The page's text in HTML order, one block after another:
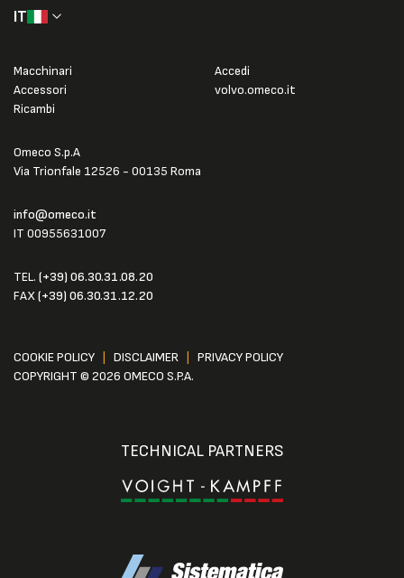
IT
Omeco S.p.A
Via Trionfale 12526 - 00135 Roma
info@omeco.it
IT 00955631007
TEL. (+39) 06.30.31.08.20
FAX(+39) 06.30.31.12.20
Macchinari
Accessori
Ricambi
Accedi
volvo.omeco.it
COOKIE POLICY DISCLAIMER
PRIVACY POLICY
COPYRIGHT © 2026 OMECO S.P.A.
TECHNICAL PARTNERS